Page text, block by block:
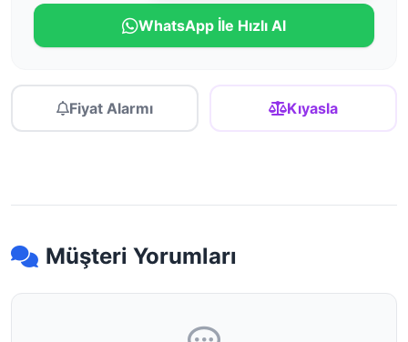
WhatsApp İle Hızlı Al
Fiyat Alarmı Kıyasla
Müşteri Yorumları